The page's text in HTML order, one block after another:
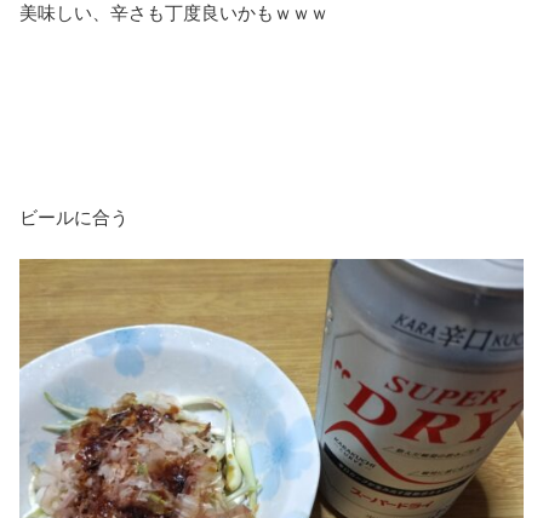
美味しい、辛さも丁度良いかもｗｗｗ
ビールに合う